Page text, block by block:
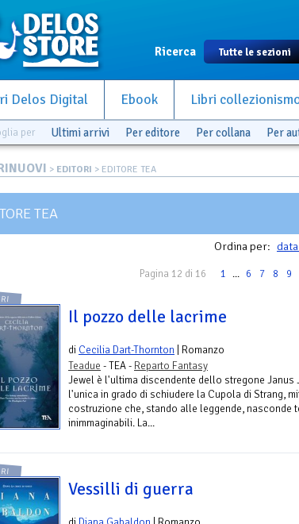
Ricerca
Delos Digital Ebook Libri
per Ultimi arrivi Per editore Per collana Per
> EDITORI > EDITORE TEA
TEA
Ordina per:
Pagina 12 di 16 1 ... 6 7 8 9
Il pozzo delle lacrime
di Cecilia Dart-Thornton | Romanzo
Teadue - TEA - Reparto Fantasy
Jewel è l'ultima discendente dello stregone Janus
l'unica in grado di schiudere la Cupola di Strang,
costruzione che, stando alle leggende, nasconde
inimmaginabili. La...
Vessilli di guerra